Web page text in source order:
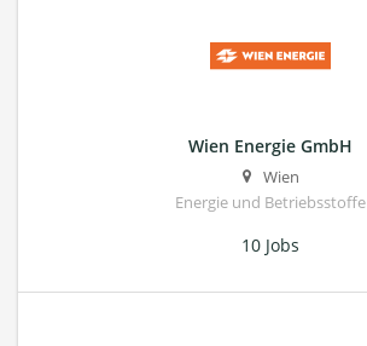
Wien Energie GmbH
Wien
Energie und Betriebsstoffe
10 Jobs